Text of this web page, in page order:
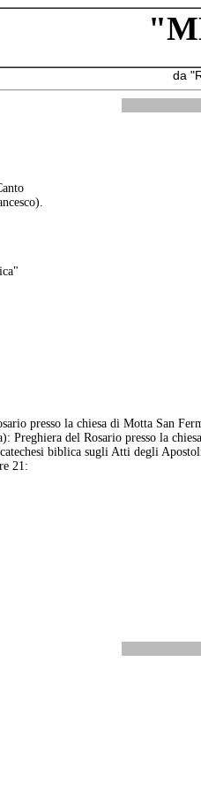
da
presso la chiesa di Motta San
Preghiera del Rosario presso la
biblica sugli Atti degli
21: